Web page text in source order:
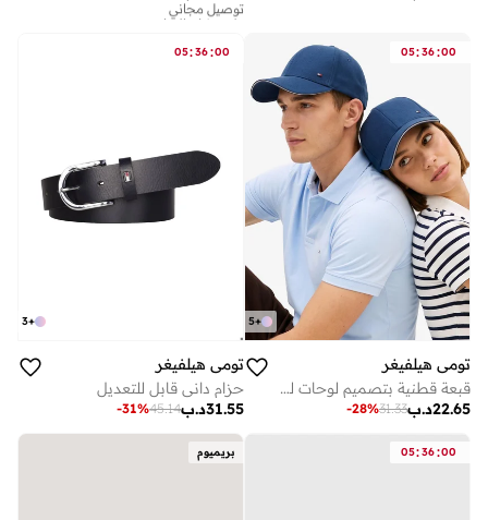
على وشك النفاد
05:36:00
+
5
تومي هيلفيغر
قبعة قطنية بتصميم لوحات للشركات
د.ب22.65
31.33
-28%
05:36:00
+
3
تومي هيلفيغر
حزام داني قابل للتعديل
د.ب31.55
45.14
-31%
05:36:00 بريميوم